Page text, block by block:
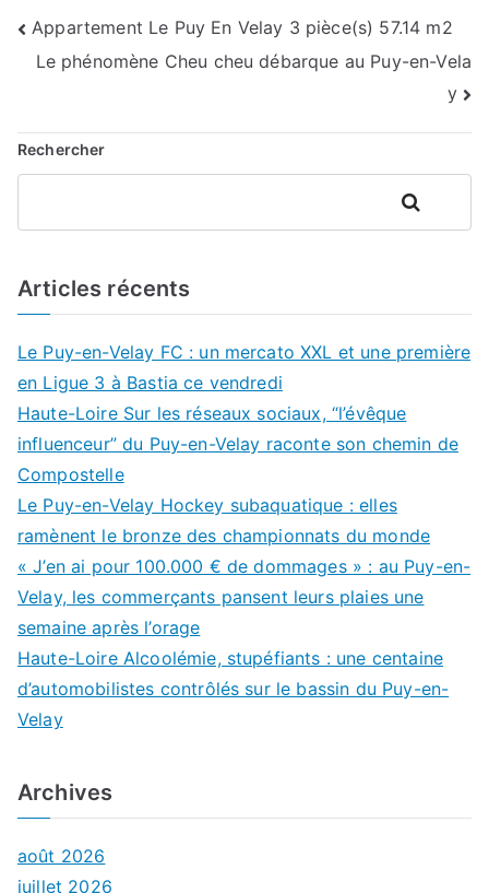
Navigation
de
l’article
Appartement Le Puy En Velay 3 pièce(s) 57.14 m2
Le phénomène Cheu cheu débarque au Puy-en-Vela
y
Rechercher
Rechercher
Articles récents
Le Puy-en-Velay FC : un mercato XXL et une première
en Ligue 3 à Bastia ce vendredi
Haute-Loire Sur les réseaux sociaux, “l’évêque
influenceur” du Puy-en-Velay raconte son chemin de
Compostelle
Le Puy-en-Velay Hockey subaquatique : elles
ramènent le bronze des championnats du monde
« J’en ai pour 100.000 € de dommages » : au Puy-en-
Velay, les commerçants pansent leurs plaies une
semaine après l’orage
Haute-Loire Alcoolémie, stupéfiants : une centaine
d’automobilistes contrôlés sur le bassin du Puy-en-
Velay
Archives
août 2026
juillet 2026